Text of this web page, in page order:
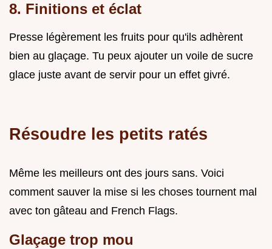
8. Finitions et éclat
Presse légèrement les fruits pour qu'ils adhèrent
bien au glaçage. Tu peux ajouter un voile de sucre
glace juste avant de servir pour un effet givré.
Résoudre les petits ratés
Même les meilleurs ont des jours sans. Voici
comment sauver la mise si les choses tournent mal
avec ton gâteau and French Flags.
Glaçage trop mou